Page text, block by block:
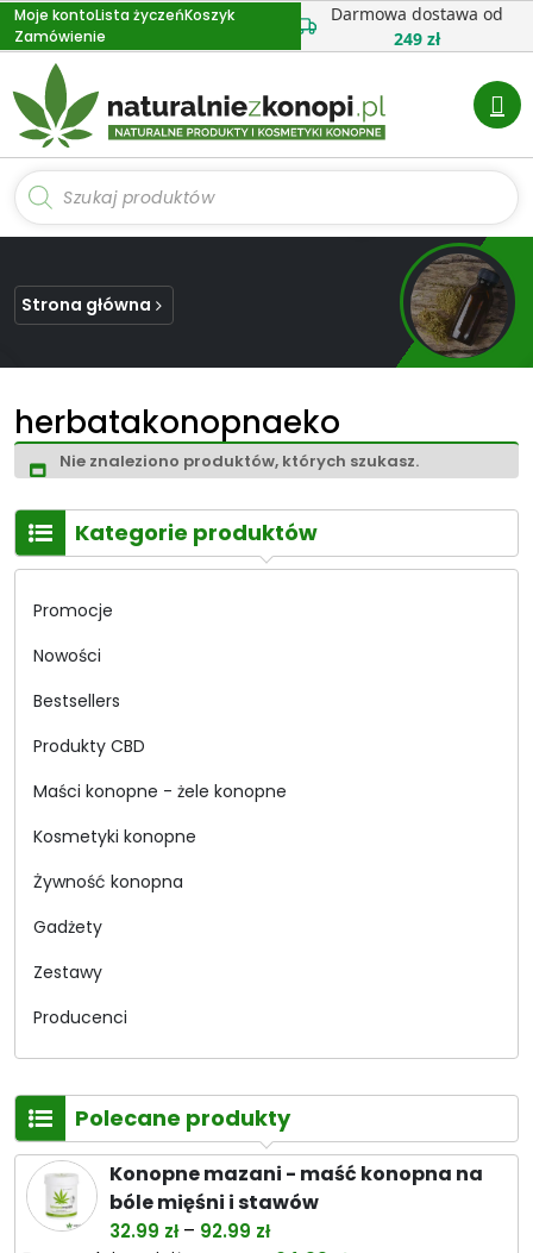
Przejdź
do
treści
Moje kontoLista życzeńKoszyk
Zamówienie
Darmowa dostawa od
249 zł
Wyszukiwarka
produktów
Strona główna
herbatakonopnaeko
Nie znaleziono produktów, których szukasz.
Kategorie produktów
Promocje
Nowości
Bestsellers
Produkty CBD
Maści konopne - żele konopne
Kosmetyki konopne
Żywność konopna
Gadżety
Zestawy
Producenci
Polecane produkty
Konopne mazani - maść konopna na
bóle mięśni i stawów
32.99 zł – 92.99 złZakres